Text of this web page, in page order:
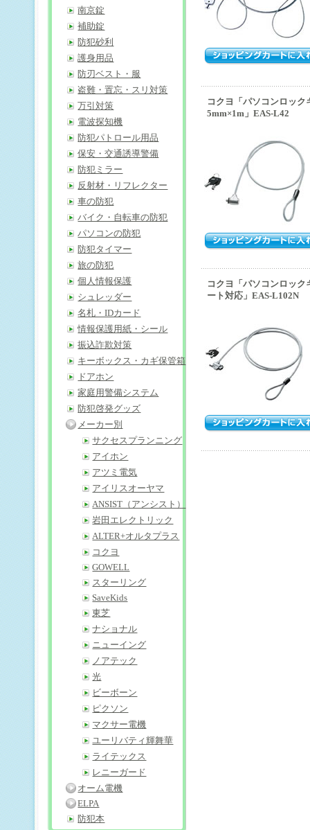
コクヨ「パソコンロック
5mm×1m」EAS-L42
コクヨ「パソコンロッ
ート対応」EAS-L102N
南京錠
補助錠
防犯砂利
護身用品
防刃ベスト・服
盗難・置忘・スリ対策
万引対策
電波探知機
防犯パトロール用品
保安・交通誘導警備
防犯ミラー
反射材・リフレクター
車の防犯
バイク・自転車の防犯
パソコンの防犯
防犯タイマー
旅の防犯
個人情報保護
シュレッダー
名札・IDカード
情報保護用紙・シール
振込詐欺対策
キーボックス・カギ保管箱
ドアホン
家庭用警備システム
防犯啓発グッズ
メーカー別
サクセスプランニング
アイホン
アツミ電気
アイリスオーヤマ
ANSIST（アンシスト）
岩田エレクトリック
ALTER+オルタプラス
コクヨ
GOWELL
スターリング
SaveKids
東芝
ナショナル
ニューイング
ノアテック
光
ビーボーン
ピクソン
マクサー電機
ユーリバティ輝舞華
ライテックス
レニーガード
オーム電機
ELPA
防犯本